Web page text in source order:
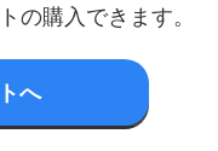
の購入できます。
へ